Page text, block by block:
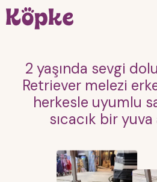
2 yaşında sevgi
Retriever melezi
herkesle uyumlu
sıcacık bir